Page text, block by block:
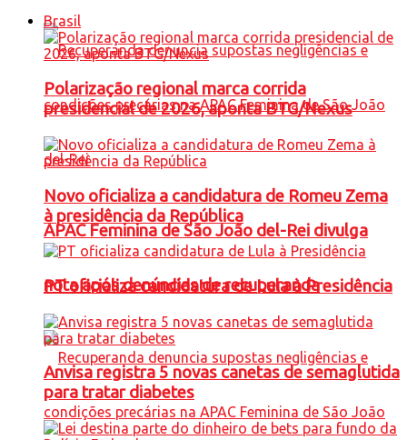
APAC Feminina de São João del-Rei divulga
nota após denúncias de recuperanda
Brasil
Polarização regional marca corrida
presidencial de 2026, aponta BTG/Nexus
Novo oficializa a candidatura de Romeu Zema
à presidência da República
PT oficializa candidatura de Lula à Presidência
Anvisa registra 5 novas canetas de semaglutida
para tratar diabetes